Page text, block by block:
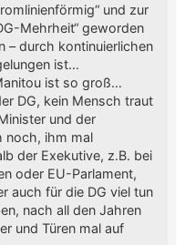
und zur
Mehrheit“ geworden
– durch kontinuierlichen
ist…
ist so groß…
DG, kein Mensch traut
und der
noch, ihm mal
der Exekutive, z.B. bei
oder EU-Parlament,
auch für die DG viel tun
nach all den Jahren
und Türen mal auf